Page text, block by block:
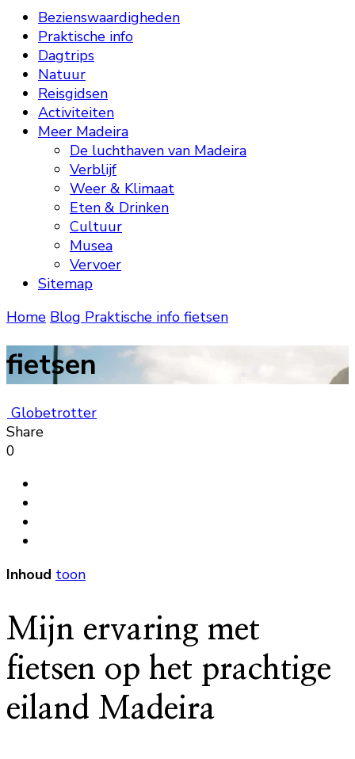
Bezienswaardigheden
Praktische info
Dagtrips
Natuur
Reisgidsen
Activiteiten
Meer Madeira
De luchthaven van Madeira
Verblijf
Weer & Klimaat
Eten & Drinken
Cultuur
Musea
Vervoer
Sitemap
Home Blog Praktische info fietsen
fietsen
Globetrotter
Share
0
Inhoud toon
Mijn ervaring met
fietsen op het prachtige
eiland Madeira